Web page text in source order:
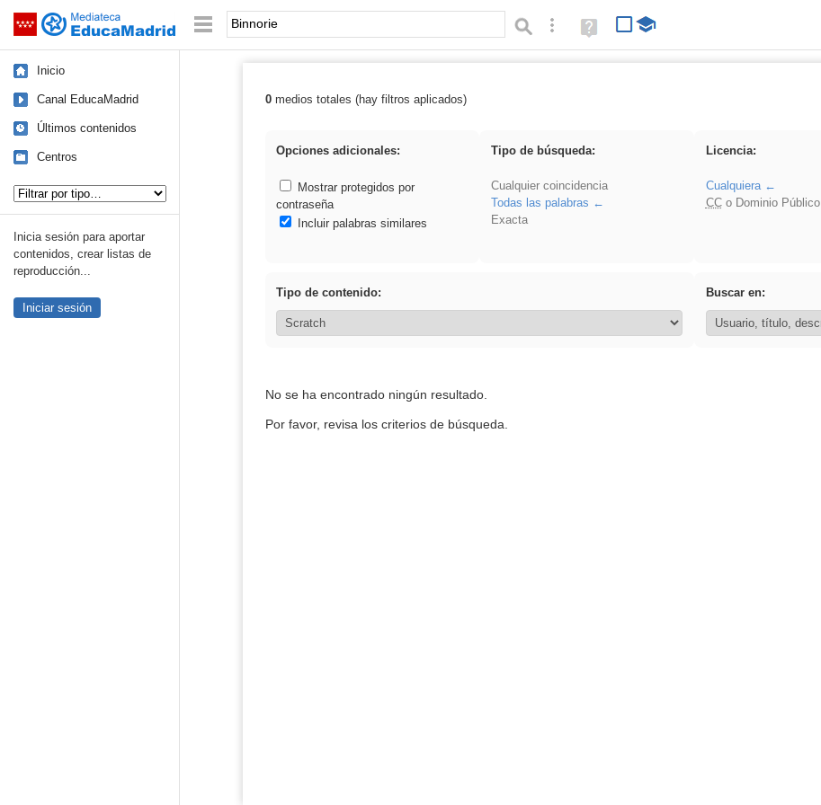
Saltar navegación Palabra o frase: Búsqueda avanzada
Ayuda
(en
Inicio
Canal EducaMadrid
Últimos contenidos
Centros
Inicia sesión para aportar
contenidos, crear listas de
reproducción...
Iniciar sesión
Resultados de: Binnorie
0medios totales (hay filtros aplicados)
Opciones adicionales:
Mostrar protegidos por
contraseña
Incluir palabras similares
Tipo de búsqueda:
Cualquier coincidencia
Todas las palabras
Exacta
Licencia:
Cualquiera
CCo Dominio Público
Tipo de contenido: Buscar en:
No se ha encontrado ningún resultado.
Por favor, revisa los criterios de búsqueda.